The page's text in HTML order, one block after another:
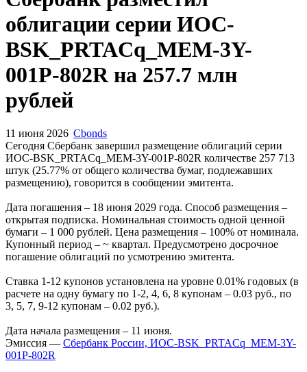
облигации серии ИОС-
BSK_PRTACq_MEM-3Y-
001Р-802R на 257.7 млн
рублей
11 июня 2026 Cbonds
Сегодня Сбербанк завершил размещение облигаций серии
ИОС-BSK_PRTACq_MEM-3Y-001Р-802R количестве 257 713
штук (25.77% от общего количества бумаг, подлежавших
размещению), говорится в сообщении эмитента.
Дата погашения – 18 июня 2029 года. Способ размещения –
открытая подписка. Номинальная стоимость одной ценной
бумаги – 1 000 рублей. Цена размещения – 100% от номинала.
Купонный период – ~ квартал. Предусмотрено досрочное
погашение облигаций по усмотрению эмитента.
Ставка 1-12 купонов установлена на уровне 0.01% годовых (в
расчете на одну бумагу по 1-2, 4, 6, 8 купонам – 0.03 руб., по
3, 5, 7, 9-12 купонам – 0.02 руб.).
Дата начала размещения – 11 июня.
Эмиссия — Сбербанк России, ИОС-BSK_PRTACq_MEM-3Y-
001Р-802R